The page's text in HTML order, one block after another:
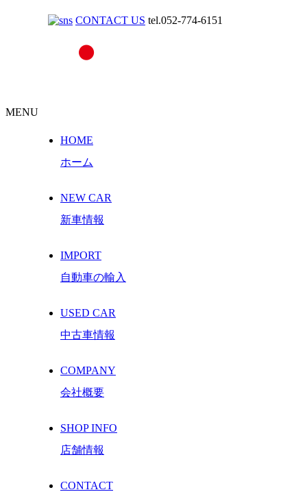
CONTACT US tel.052-774-6151
MENU
HOME
ホーム
NEW CAR
新車情報
IMPORT
自動車の輸入
USED CAR
中古車情報
COMPANY
会社概要
SHOP INFO
店舗情報
CONTACT